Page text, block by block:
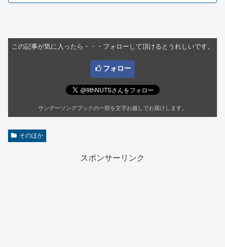
この記事が気に入ったら・・・フォローして頂けるとうれしいです。
フォロー
サンデーソングブックの一部を文字お越しでお届けします。
そのほか
スポンサーリンク